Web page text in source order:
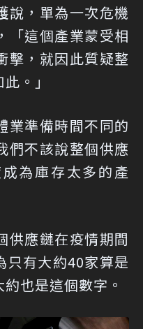
說，單為一次危機
「這個產業蒙受相
擊，就因此質疑整
。」
業準備時間不同的
們不該說整個供應
為庫存太多的產
供應鏈在疫情期間
只有大約40家算是
也是這個數字。